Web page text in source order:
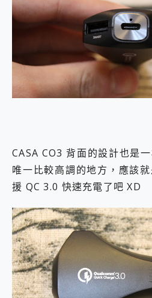
CASA CO3 背面的設計也是
唯一比較高調的地方，應該
援 QC 3.0 快速充電了吧 XD